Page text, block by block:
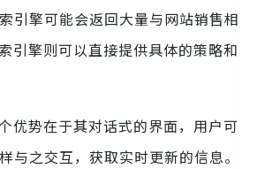
引擎可能会返回大量与网站销售相
引擎则可以直接提供具体的策略和
优势在于其对话式的界面，用户可
与之交互，获取实时更新的信息。